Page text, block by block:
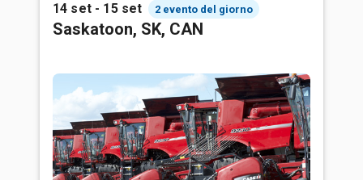
14 set - 15 set 2 evento del giorno
Saskatoon, SK, CAN